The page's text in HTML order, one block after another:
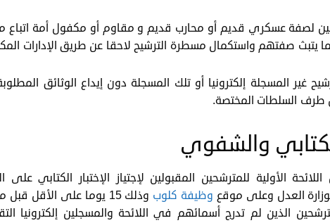
لصفة عسكري قديم أو محارب قديم و مقاوم أو مكفول أمة اتباع
يتبث صفتهم واستكمال مسطرة الترشيح لاحقا عن طريق الإدارات
غير المسجلة إلكترونيا أو تلك المسجلة دون إيداع الوثائق
السلطات المختصة.
والشفوي
الأولية للمترشحين المقبولين لإجتياز الإختبار الكتابي
لوزارة العدل وعلى موقع وظيفة كلوب
وذلك 15 يوما على الأقل
الذين لم تدرج أسمائهم في اللائحة والمسجلين إلكترونيا